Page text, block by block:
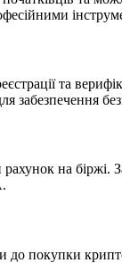
та
забезпечення
на
до покупки